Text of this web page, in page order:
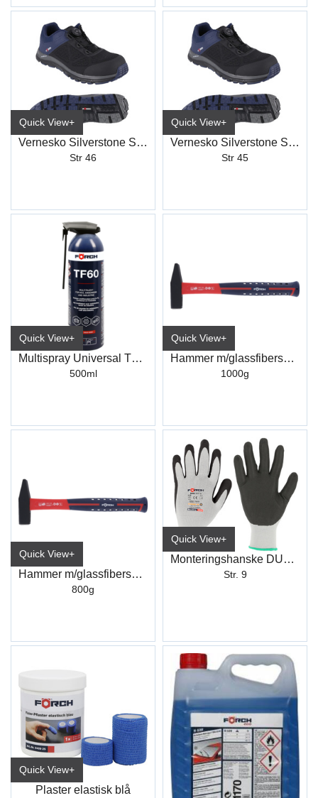
Quick View+
Vernesko Silverstone Sort/Blå QL S1PS
Str 46
Quick View+
Vernesko Silverstone Sort/Blå QL S1PS
Str 45
Quick View+
Multispray Universal TF60
500ml
Quick View+
Hammer m/glassfiberskaft 1000g
1000g
Quick View+
Hammer m/glassfiberskaft 800g
800g
Quick View+
Monteringshanske DUO-GRIP PLUS
Str. 9
Quick View+
Plaster elastisk blå